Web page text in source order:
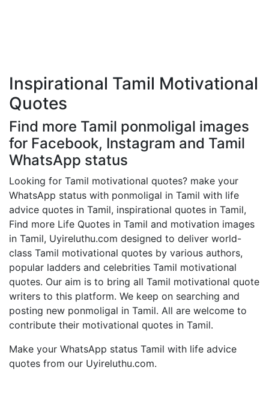
Inspirational Tamil Motivational
Quotes
Find more Tamil ponmoligal images
for Facebook, Instagram and Tamil
WhatsApp status
Looking for Tamil motivational quotes? make your
WhatsApp status with ponmoligal in Tamil with life
advice quotes in Tamil, inspirational quotes in Tamil,
Find more Life Quotes in Tamil and motivation images
in Tamil, Uyireluthu.com designed to deliver world-
class Tamil motivational quotes by various authors,
popular ladders and celebrities Tamil motivational
quotes. Our aim is to bring all Tamil motivational quote
writers to this platform. We keep on searching and
posting new ponmoligal in Tamil. All are welcome to
contribute their motivational quotes in Tamil.
Make your WhatsApp status Tamil with life advice
quotes from our Uyireluthu.com.